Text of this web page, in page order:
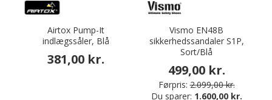
Airtox Pump-It
indlægssåler, Blå
381,00 kr.
Vismo EN48B
sikkerhedssandaler S1P,
Sort/Blå
499,00 kr.
Førpris: 2.099,00 kr.
Du sparer: 1.600,00 kr.